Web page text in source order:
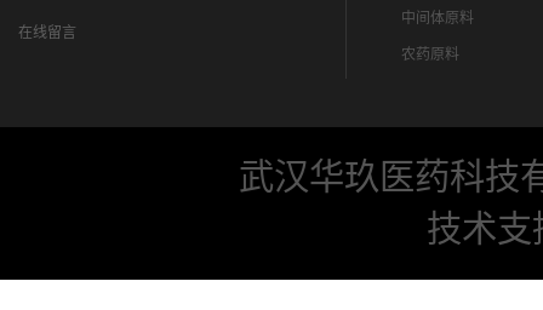
在线留言
中间体原料
农药原料
武汉华玖医药科技
技术